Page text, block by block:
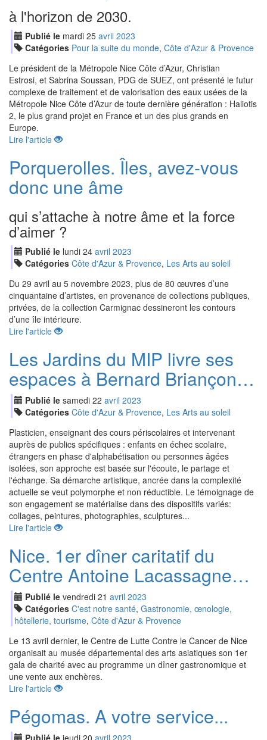
à l'horizon de 2030.
Publié le mardi 25 avril 2023
Catégories Pour la suite du monde, Côte d'Azur & Provence
Le président de la Métropole Nice Côte d’Azur, Christian
Estrosi, et Sabrina Soussan, PDG de SUEZ, ont présenté le futur
complexe de traitement et de valorisation des eaux usées de la
Métropole Nice Côte d’Azur de toute dernière génération : Haliotis
2, le plus grand projet en France et un des plus grands en
Europe.
Lire l'article
Porquerolles. Îles, avez-vous
donc une âme
qui s’attache à notre âme et la force
d’aimer ?
Publié le lundi 24 avril 2023
Catégories Côte d'Azur & Provence, Les Arts au soleil
Du 29 avril au 5 novembre 2023, plus de 80 œuvres d’une
cinquantaine d’artistes, en provenance de collections publiques,
privées, de la collection Carmignac dessineront les contours
d’une île intérieure.
Lire l'article
Les Jardins du MIP livre ses
espaces à Bernard Briançon…
Publié le samedi 22 avril 2023
Catégories Côte d'Azur & Provence, Les Arts au soleil
Plasticien, enseignant des cours périscolaires et intervenant
auprès de publics spécifiques : enfants en échec scolaire,
étrangers en phase d'alphabétisation ou personnes âgées
isolées, son approche est basée sur l'écoute, le partage et
l'échange. Sa démarche artistique, ancrée dans la complexité
actuelle se veut polymorphe et non réductible. Le témoignage de
son engagement se matérialise dans des dispositifs variés:
collages, peintures, photographies, sculptures...
Lire l'article
Nice. 1er dîner caritatif du
Centre Antoine Lacassagne…
Publié le vendredi 21 avril 2023
Catégories C'est notre santé, Gastronomie, œnologie,
hôtellerie, tourisme, Côte d'Azur & Provence
Le 13 avril dernier, le Centre de Lutte Contre le Cancer de Nice
organisait au musée départemental des arts asiatiques son 1er
gala de charité avec au programme un dîner gastronomique et
une vente aux enchères.
Lire l'article
Pégomas. A votre service...
Publié le jeudi 20 avril 2023